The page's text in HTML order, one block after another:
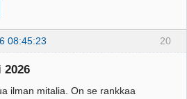
20
08:45:23
2026
ilman mitalia. On se rankkaa